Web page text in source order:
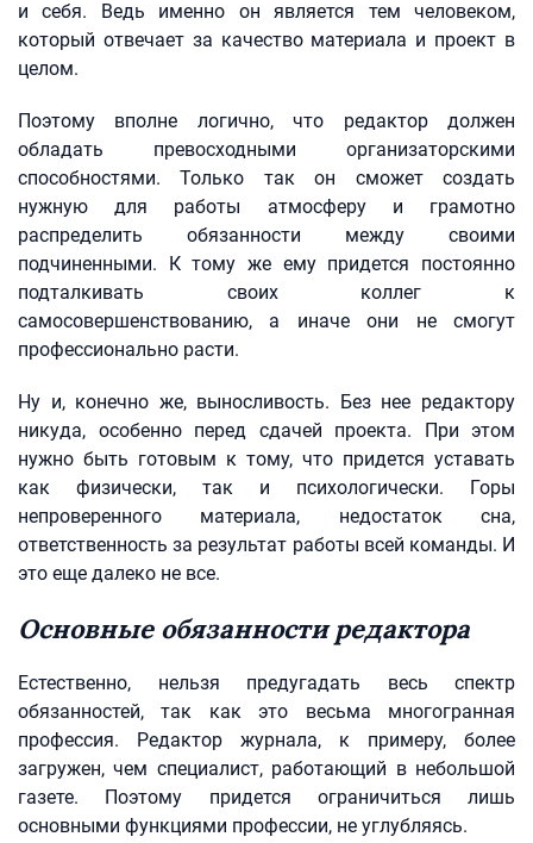
и себя. Ведь именно он является тем человеком,
который отвечает за качество материала и проект в
целом.
Поэтому вполне логично, что редактор должен
обладать превосходными организаторскими
способностями. Только так он сможет создать
нужную для работы атмосферу и грамотно
распределить обязанности между своими
подчиненными. К тому же ему придется постоянно
подталкивать своих коллег к
самосовершенствованию, а иначе они не смогут
профессионально расти.
Ну и, конечно же, выносливость. Без нее редактору
никуда, особенно перед сдачей проекта. При этом
нужно быть готовым к тому, что придется уставать
как физически, так и психологически. Горы
непроверенного материала, недостаток сна,
ответственность за результат работы всей команды. И
это еще далеко не все.
Основные обязанности редактора
Естественно, нельзя предугадать весь спектр
обязанностей, так как это весьма многогранная
профессия. Редактор журнала, к примеру, более
загружен, чем специалист, работающий в небольшой
газете. Поэтому придется ограничиться лишь
основными функциями профессии, не углубляясь.